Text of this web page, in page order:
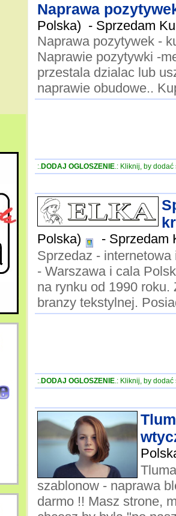
Naprawa
Polska) - Sprzedam
Naprawa pozytywek -
Naprawie pozytywki -
przestala dzialac lub
naprawie obudowe..
:.DODAJ OGLOSZENIE.: Kliknij, by dodać
Polska) - Sprzedam
Sprzedaz -
- Warszawa i cala
na rynku od 1990
branzy tekstylnej.
:.DODAJ OGLOSZENIE.: Kliknij, by dodać
szablonow - naprawa
darmo !! Masz strone,